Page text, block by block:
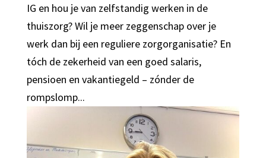
IG en hou je van zelfstandig werken in de
thuiszorg? Wil je meer zeggenschap over je
werk dan bij een reguliere zorgorganisatie? En
tóch de zekerheid van een goed salaris,
pensioen en vakantiegeld – zónder de
rompslomp...